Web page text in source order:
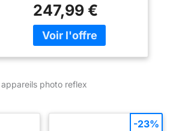
partagez vos images
partout où vous allez
Exprimez votre créativité
d'un appareil reflex avec
interchangeables 1 X
247,99 €
photo reflex
-23%